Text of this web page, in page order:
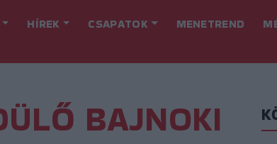
HÍREK CSAPATOK MENETREND
BAJNOKI